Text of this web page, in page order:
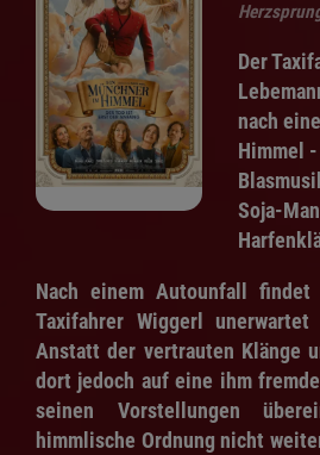
Der
nach
Himmel
Soja-
Nach einem Autounfall
Taxifahrer Wiggerl
Anstatt der vertrauten Klänge
dort jedoch auf eine ihm
seinen Vorstellungen
himmlische Ordnung nicht